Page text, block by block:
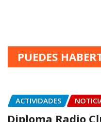
PUEDES
ACTIVIDADES
Diploma Radio